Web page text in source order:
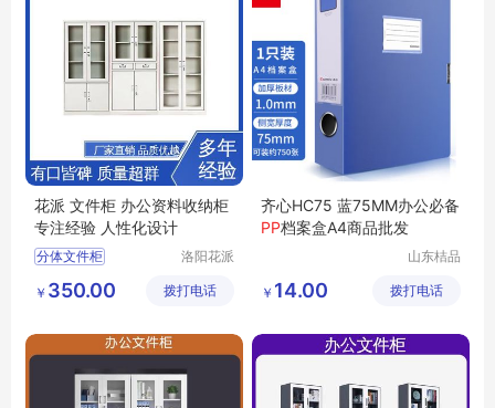
花派 文件柜 办公资料收纳柜
专注经验 人性化设计
分体文件柜
铁皮资料收纳柜
手机远程文件柜
洛阳花派
有限公司
￥ 350.00 拨打电话
齐心HC75 蓝75MM办公必备
PP档案盒A4商品批发
山东桔品
公司
￥ 14.00 拨打电话